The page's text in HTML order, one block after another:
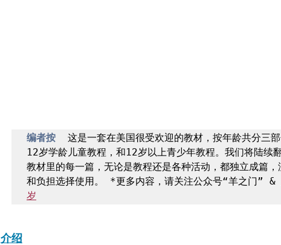
编者按 这是一套在美国很受欢迎的教材，按年龄共分三
12岁学龄儿童教程，和12岁以上青少年教程。我们将陆续
教材里的每一篇，无论是教程还是各种活动，都独立成篇
和负担选择使用。 *更多内容，请关注公众号“羊之门” &
岁
介绍